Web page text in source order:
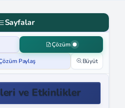
Sayfalar
Çözüm
Paylaş Büyüt
ve Etkinlikler